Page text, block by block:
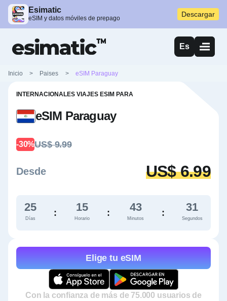
Esimatic
eSIM y datos móviles de prepago Descargar
Es
Inicio > Paises > eSIM Paraguay
INTERNACIONALES VIAJES ESIM PARA
eSIM Paraguay
-30%US$ 9.99
Desde US$ 6.99
25
Días
: 15
Horario
: 43
Minutos
: 31
Segundos
Elige tu eSIM
Con la confianza de más de 75.000 usuarios de